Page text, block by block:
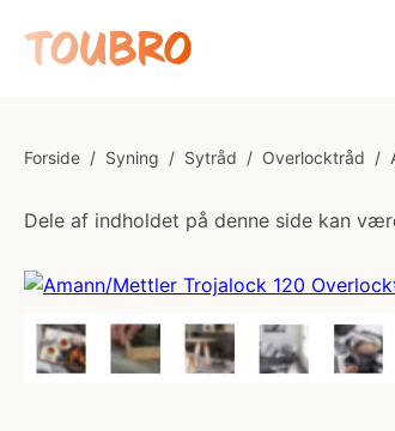
Forside / Syning / Sytråd / Overlocktråd /
Dele af indholdet på denne side kan